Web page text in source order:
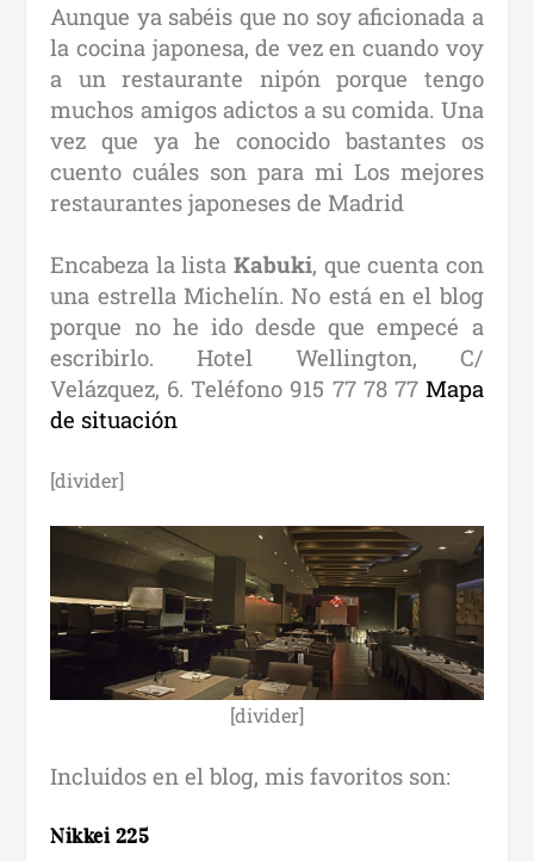
Aunque ya sabéis que no soy aficionada a
la cocina japonesa, de vez en cuando voy
a un restaurante nipón porque tengo
muchos amigos adictos a su comida. Una
vez que ya he conocido bastantes os
cuento cuáles son para mi Los mejores
restaurantes japoneses de Madrid
Encabeza la lista Kabuki, que cuenta con
una estrella Michelín. No está en el blog
porque no he ido desde que empecé a
escribirlo. Hotel Wellington, C/
Velázquez, 6. Teléfono 915 77 78 77 Mapa
de situación
[divider]
[divider]
Incluidos en el blog, mis favoritos son:
Nikkei 225